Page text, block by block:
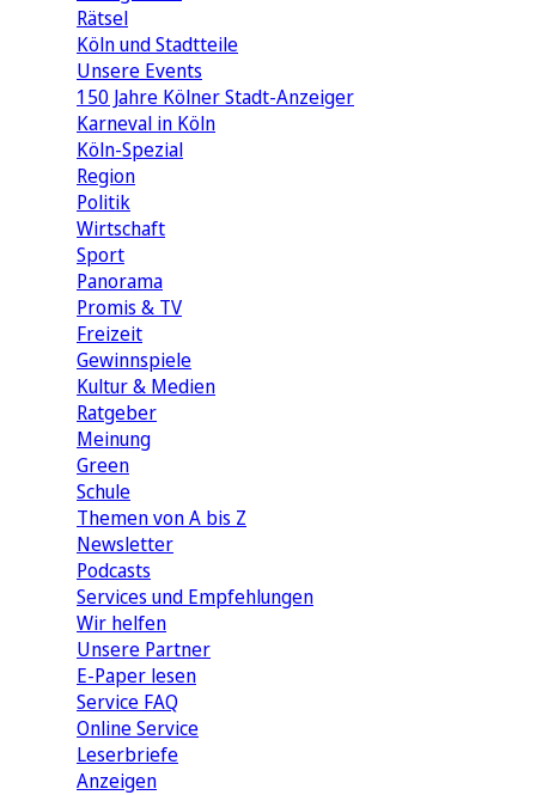
Rätsel
Köln und Stadtteile
Unsere Events
150 Jahre Kölner Stadt-Anzeiger
Karneval in Köln
Köln-Spezial
Region
Politik
Wirtschaft
Sport
Panorama
Promis & TV
Freizeit
Gewinnspiele
Kultur & Medien
Ratgeber
Meinung
Green
Schule
Themen von A bis Z
Newsletter
Podcasts
Services und Empfehlungen
Wir helfen
Unsere Partner
E-Paper lesen
Service FAQ
Online Service
Leserbriefe
Anzeigen